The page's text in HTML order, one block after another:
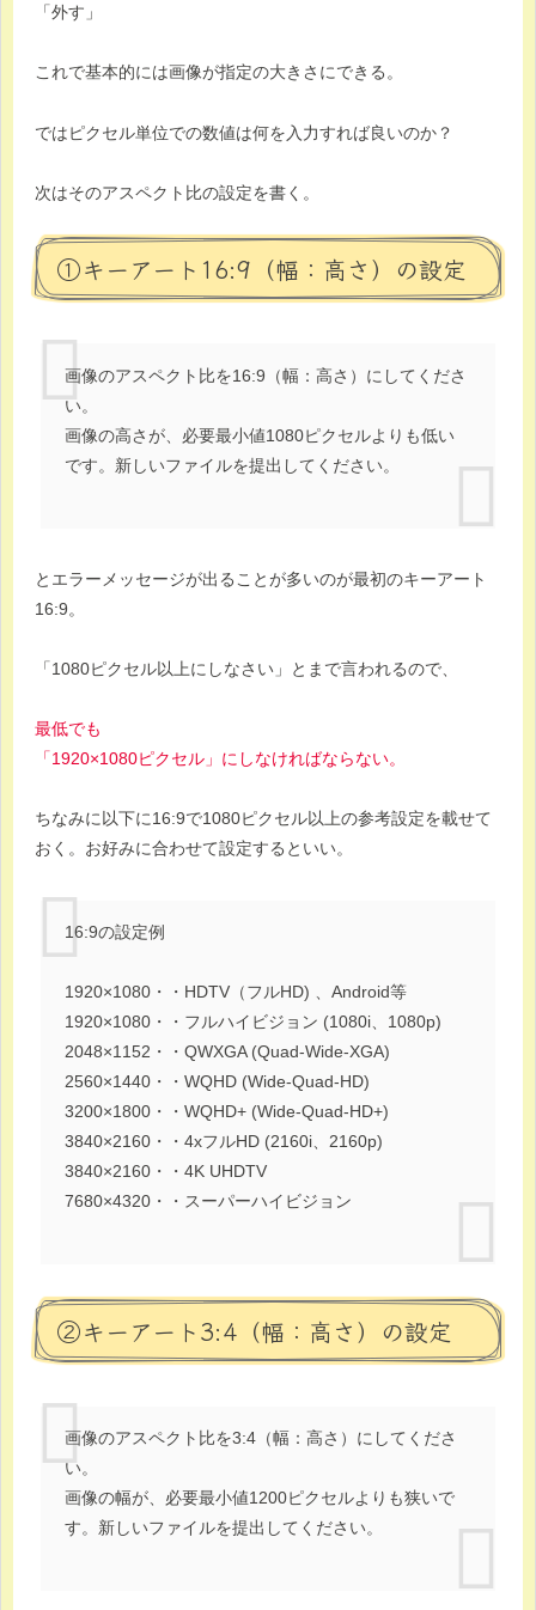
「外す」
これで基本的には画像が指定の大きさにできる。
ではピクセル単位での数値は何を入力すれば良いのか？
次はそのアスペクト比の設定を書く。
①キーアート16:9（幅：高さ）の設定
画像のアスペクト比を16:9（幅：高さ）にしてくださ
い。
画像の高さが、必要最小値1080ピクセルよりも低い
です。新しいファイルを提出してください。
とエラーメッセージが出ることが多いのが最初のキーアート
16:9。
「1080ピクセル以上にしなさい」とまで言われるので、
最低でも
「1920×1080ピクセル」にしなければならない。
ちなみに以下に16:9で1080ピクセル以上の参考設定を載せて
おく。お好みに合わせて設定するといい。
16:9の設定例
1920×1080・・HDTV（フルHD) 、Android等
1920×1080・・フルハイビジョン (1080i、1080p)
2048×1152・・QWXGA (Quad-Wide-XGA)
2560×1440・・WQHD (Wide-Quad-HD)
3200×1800・・WQHD+ (Wide-Quad-HD+)
3840×2160・・4xフルHD (2160i、2160p)
3840×2160・・4K UHDTV
7680×4320・・スーパーハイビジョン
②キーアート3:4（幅：高さ）の設定
画像のアスペクト比を3:4（幅：高さ）にしてくださ
い。
画像の幅が、必要最小値1200ピクセルよりも狭いで
す。新しいファイルを提出してください。